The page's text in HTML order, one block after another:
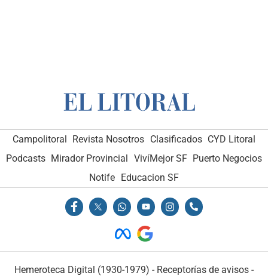
Campolitoral Revista Nosotros Clasificados CYD Litoral
Podcasts Mirador Provincial VivíMejor SF Puerto Negocios
Notife
Educacion SF
Hemeroteca Digital (1930-1979) - Receptorías de avisos -